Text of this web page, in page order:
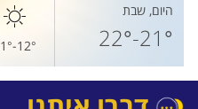
היום, שבת
21°-22°
12°-31°